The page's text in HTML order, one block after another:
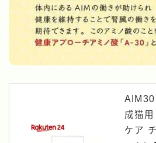
AIM30
成猫
ケア